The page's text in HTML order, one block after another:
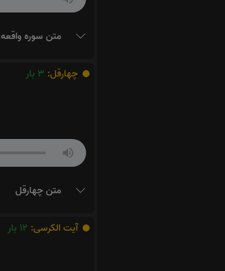
متن سوره واقعه
چهارقل: 3 بار
متن چهارقل
آیت الکرسی: 12 بار